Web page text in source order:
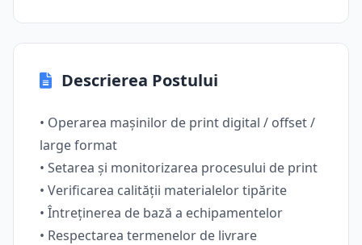
Descrierea Postului
• Operarea mașinilor de print digital / offset /
large format
• Setarea și monitorizarea procesului de print
• Verificarea calității materialelor tipărite
• Întreținerea de bază a echipamentelor
• Respectarea termenelor de livrare